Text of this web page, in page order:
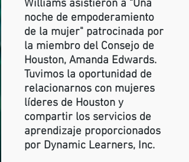
Williams asistieron a "Una
noche de empoderamiento
de la mujer" patrocinada por
la miembro del Consejo de
Houston, Amanda Edwards.
Tuvimos la oportunidad de
relacionarnos con mujeres
líderes de Houston y
compartir los servicios de
aprendizaje proporcionados
por Dynamic Learners, Inc.